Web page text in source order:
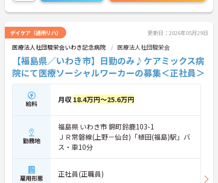
デイケア（通所リハ） 更新日：2026年05月29日
医療法人社団駿栄会いわき記念病院 医療法人社団駿栄会
【福島県／いわき市】日勤のみ♪ケアミックス病
院にて医療ソーシャルワーカーの募集＜正社員＞
給料 月収 18.4万円～25.6万円
勤務地
福島県 いわき市 錦町鈴鹿103-1
ＪＲ常磐線(上野－仙台)「植田(福島)駅」バ
ス・車10分
雇用形態 正社員(正職員)